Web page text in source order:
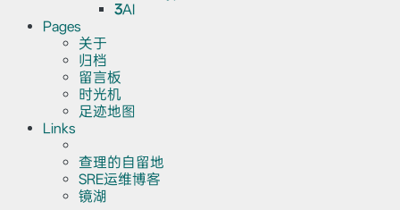
3AI
Pages
关于
归档
留言板
时光机
足迹地图
Links
查理的自留地
SRE运维博客
镜湖